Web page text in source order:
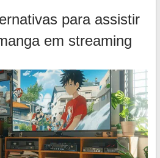
para assistir
em streaming